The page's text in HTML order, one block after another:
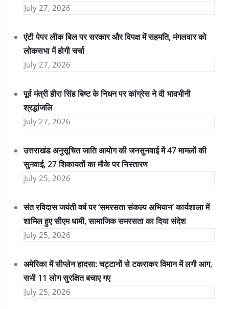
July 27, 2026
एंटी पेपर लीक बिल पर सरकार और विपक्ष में सहमति, मंगलवार को
लोकसभा में होगी चर्चा
July 27, 2026
पूर्व मंत्री हीरा सिंह बिष्ट के निधन पर कांग्रेस ने दी भावभीनी
श्रद्धांजलि
July 27, 2026
उत्तराखंड अनुसूचित जाति आयोग की जनसुनवाई में 47 मामलों की
सुनवाई, 27 शिकायतों का मौके पर निस्तारण
July 25, 2026
संत रविदास जयंती वर्ष पर ‘समरसता संकल्प अभियान’ कार्यशाला में
शामिल हुए सीएम धामी, सामाजिक समरसता का दिया संदेश
July 25, 2026
अमेरिका में सीप्लेन हादसा: चट्टानों से टकराकर विमान में लगी आग,
सभी 11 लोग सुरक्षित बचाए गए
July 25, 2026